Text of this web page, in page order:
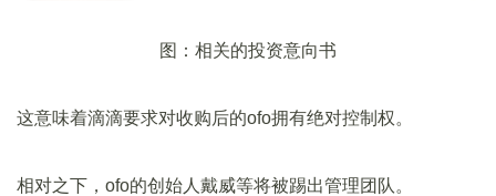
图：相关的投资意向书
这意味着滴滴要求对收购后的ofo拥有绝对控制权。
相对之下，ofo的创始人戴威等将被踢出管理团队。